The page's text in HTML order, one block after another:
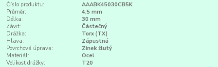
Číslo produktu:
AAABK45030CB5K
Průměr:
4,5 mm
Délka:
30 mm
Závit:
Částečný
Drážka:
Torx (TX)
Hlava:
Zápustná
Povrchová úprava:
Zinek žlutý
Materiál:
Ocel
Velikost drážky:
T20